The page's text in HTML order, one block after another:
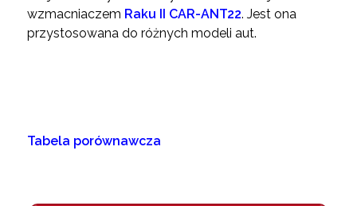
wzmacniaczem Raku II CAR-ANT22. Jest ona
przystosowana do różnych modeli aut.
Tabela porównawcza